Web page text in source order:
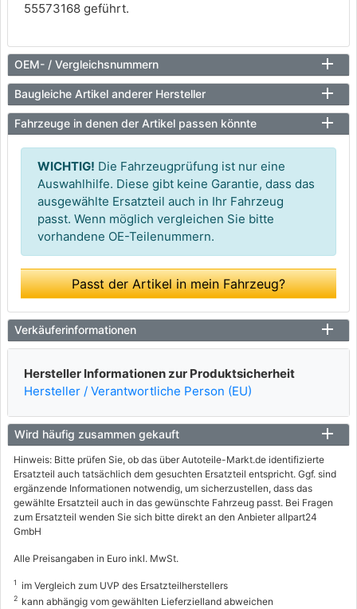
55573168 geführt.
OEM- / Vergleichsnummern
Baugleiche Artikel anderer Hersteller
Fahrzeuge in denen der Artikel passen könnte
WICHTIG! Die Fahrzeugprüfung ist nur eine
Auswahlhilfe. Diese gibt keine Garantie, dass das
ausgewählte Ersatzteil auch in Ihr Fahrzeug
passt. Wenn möglich vergleichen Sie bitte
vorhandene OE-Teilenummern.
Passt der Artikel in mein Fahrzeug?
Verkäuferinformationen
Hersteller Informationen zur Produktsicherheit
Hersteller / Verantwortliche Person (EU)
Wird häufig zusammen gekauft
Hinweis: Bitte prüfen Sie, ob das über Autoteile-Markt.de identifizierte
Ersatzteil auch tatsächlich dem gesuchten Ersatzteil entspricht. Ggf. sind
ergänzende Informationen notwendig, um sicherzustellen, dass das
gewählte Ersatzteil auch in das gewünschte Fahrzeug passt. Bei Fragen
zum Ersatzteil wenden Sie sich bitte direkt an den Anbieter allpart24
GmbH
Alle Preisangaben in Euro inkl. MwSt.
1 im Vergleich zum UVP des Ersatzteilherstellers
2 kann abhängig vom gewählten Lieferzielland abweichen